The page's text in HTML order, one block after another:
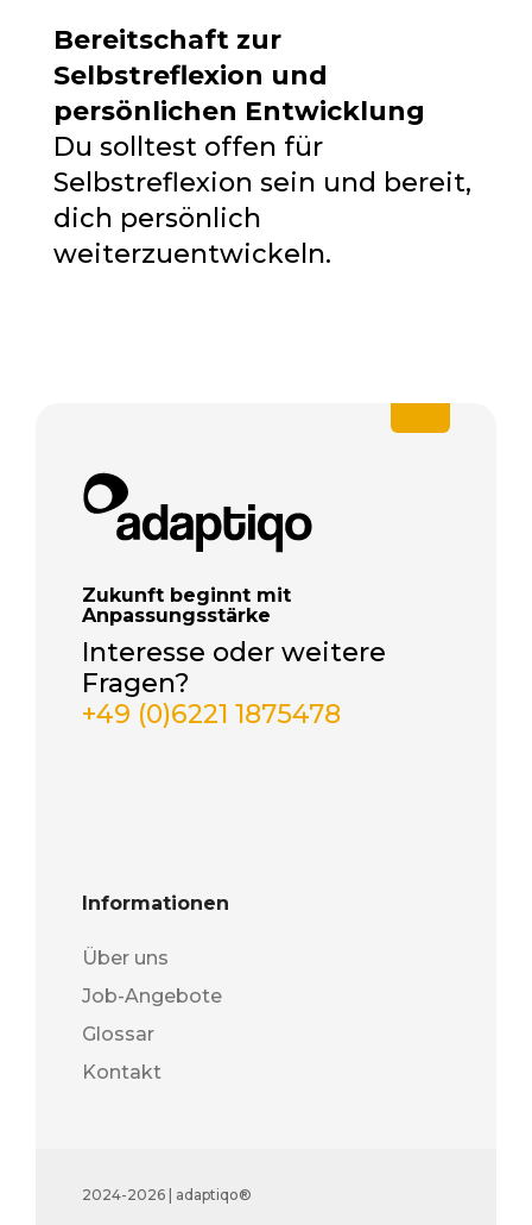
Bereitschaft zur
Selbstreflexion und
persönlichen Entwicklung
Du solltest offen für
Selbstreflexion sein und bereit,
dich persönlich
weiterzuentwickeln.
Zukunft beginnt mit
Anpassungsstärke
Interesse oder weitere
Fragen?
+49 (0)6221 1875478
Informationen
Über uns
Job-Angebote
Glossar
Kontakt
2024-2026 | adaptiqo®